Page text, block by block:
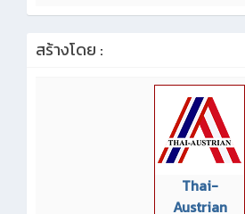
สร้างโดย :
Thai-
Austrian